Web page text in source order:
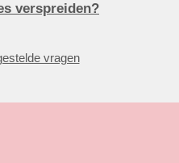
verspreiden?
vragen